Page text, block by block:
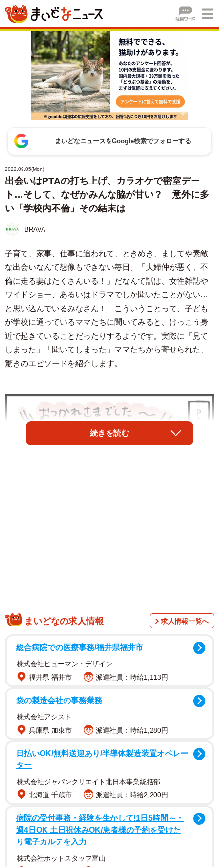
まいどなニュースをGoogle検索でフォローする
2022.09.05(Mon)
出会いはPTAの打ち上げ、カラオケで密室デー
ト…そして、なぜかみんな脇が甘い？ 意外に多
い「学校内不倫」その結末は
BRAVA
子育て、家事、仕事に追われて、ときめき、ましてや素敵
な出会いなんて想像もできない毎日。「夫婦仲が悪く、不
倫に走る妻はたくさんいる！」だなんて話は、女性雑誌や
ワイドショー、あるいはドラマでしか聞いたことがない…
と思い込んでいるみなさん！ こういうことって、子ども
が学校に通っているママたちに聞いてみると、けっこう身
近で起きていることだったりするようです。実際に「見て
しまった」「聞いてしまった」ママたちから寄せられた、
驚きのエピソードを紹介します。
不倫でも驚きなのに、学校の保護者同士、あるいは先生と
けっこう多いらしいのです。
▽PTAの中で打ち上げと称する合コンがある
よ！PTAの役員っていろいろあるんですけど、校外でも関
わりがあるんです。その中で「今後情報交換しましょう」
みたいな話が出てきて接点が多くなっていく。月一レベル
で夜の飲み会もあるので、ちょとした合コンみたいな感じ
続きを読む
まいどなの求人情報 求人情報一覧へ
総合病院での医療事務/福井県福井市
株式会社ヒューマン・デザイン
福井県 福井市
派遣社員：時給1,113円
袋の製造会社の事務業務
株式会社アシスト
兵庫県 加東市
派遣社員：時給1,280円
日払いOK/無料送迎あり/半導体製造装置オペレー
ター
株式会社ジャパンクリエイト北日本事業統括部
北海道 千歳市
派遣社員：時給2,200円
病院の受付事務・経験を生かして!1日5時間～・
週4日OK 土日祝休みOK/患者様の予約を受けた
り電子カルテを入力
株式会社ホットスタッフ富山